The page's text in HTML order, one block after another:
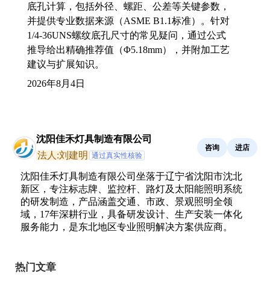
底孔计算，包括外径、螺距、公差等关键参数，
并提供专业数据来源（ASME B1.1标准）。针对
1/4-36UNS螺纹底孔尺寸的常见疑问，通过公式
推导给出精确推荐值（Φ5.18mm），并附加工艺
建议与扩展知识。
2026年8月4日
沈阳佳禾灯具制造有限公司
法人:刘建明 通过真实性核验
咨询 进店
沈阳佳禾灯具制造有限公司坐落于辽宁省沈阳市沈北
新区，专注标志牌、监控杆、路灯及太阳能照明系统
的研发制造，产品涵盖交通、市政、景观照明全领
域，17年深耕行业，具备研发设计、生产安装一体化
服务能力，是东北地区专业照明解决方案供应商。
热门文章